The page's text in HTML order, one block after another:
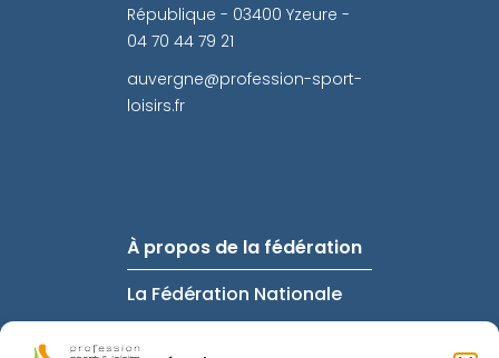
République - 03400 Yzeure -
04 70 44 79 21
auvergne@profession-sport-
loisirs.fr
À propos de la fédération
La Fédération Nationale
FAQ